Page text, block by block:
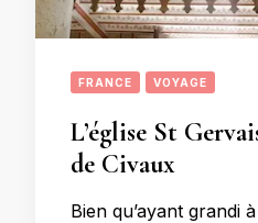
FRANCE VOYAGE
L’église St
de Civaux
Bien qu’ayant grandi